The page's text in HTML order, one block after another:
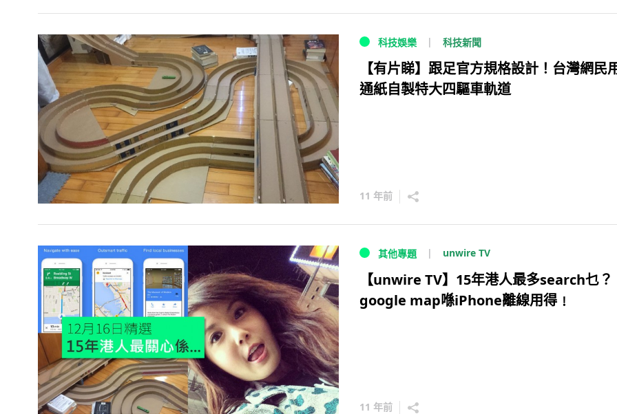
科技娛樂 科技新聞
【有片睇】跟足官方規格設計！台灣網民
通紙自製特大四驅車軌道
11 年前
其他專題 unwire TV
【unwire TV】15年港人最多search乜？
google map喺iPhone離線用得﹗
11 年前